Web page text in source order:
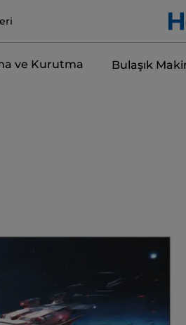
ve Kurutma Bulaşık